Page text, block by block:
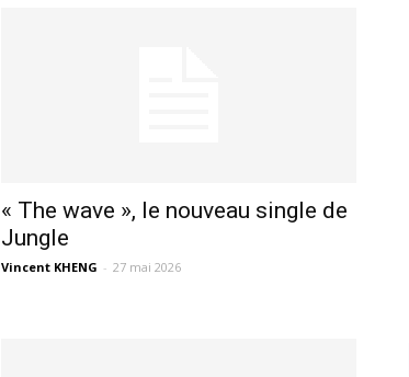
« The wave », le nouveau single de
Jungle
Vincent KHENG - 27 mai 2026